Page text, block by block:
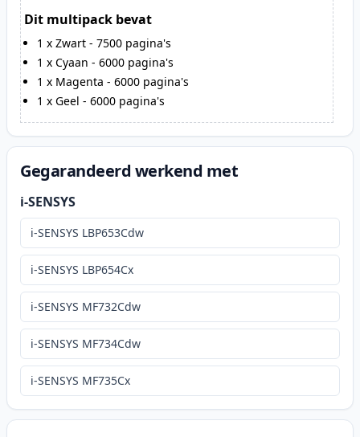
Dit multipack bevat
1 x Zwart - 7500 pagina's
1 x Cyaan - 6000 pagina's
1 x Magenta - 6000 pagina's
1 x Geel - 6000 pagina's
Gegarandeerd werkend met
i-SENSYS
i-SENSYS LBP653Cdw
i-SENSYS LBP654Cx
i-SENSYS MF732Cdw
i-SENSYS MF734Cdw
i-SENSYS MF735Cx